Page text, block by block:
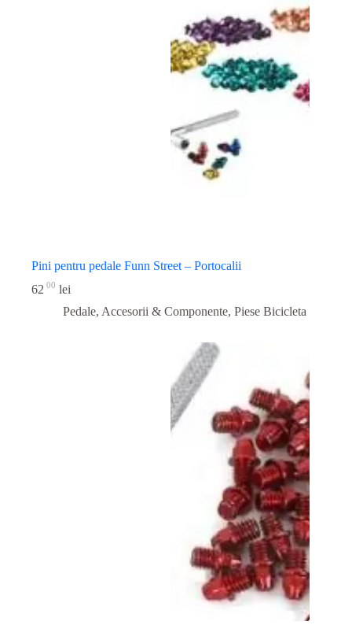
Pini pentru pedale Funn Street – Portocalii
62 00 lei
Pedale, Accesorii & Componente, Piese Bicicleta